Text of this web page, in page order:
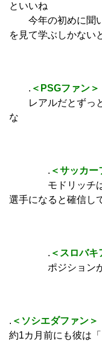
といいね
今年の初めに聞い
を見て学ぶしかない
. ＜PSGファン＞
レアルだとずっと
な
. ＜サッカー
モドリッチは50
選手になると確信し
. ＜スロバキ
ポジションが
. ＜ソシエダファン＞
約1カ月前にも彼は